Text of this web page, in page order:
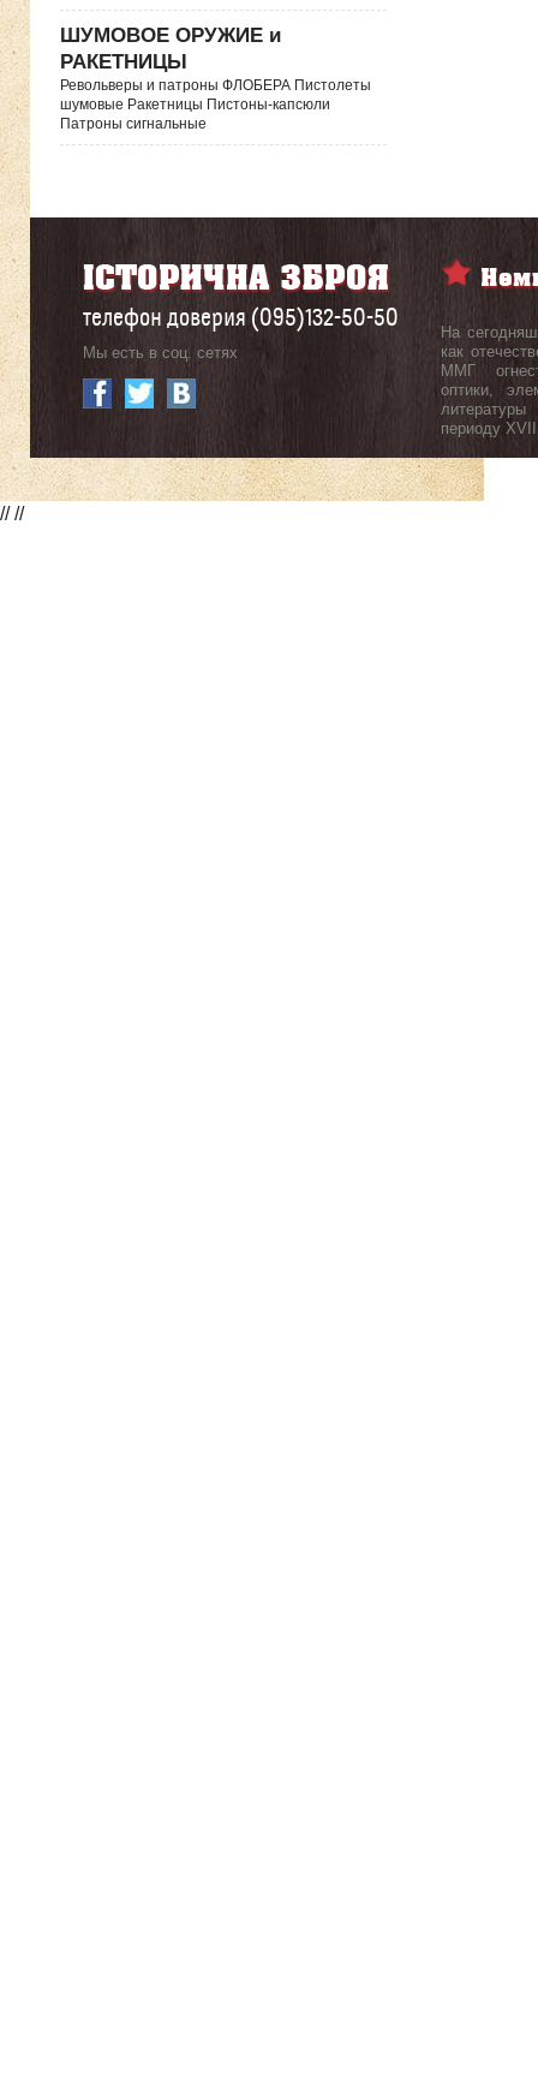
ШУМОВОЕ ОРУЖИЕ и
РАКЕТНИЦЫ
Револьверы и патроны ФЛОБЕРА Пистолеты
шумовые Ракетницы Пистоны-капсюли
Патроны сигнальные
телефон доверия (095)132-50-50
Мы есть в соц. сетях
На
как
ММГ
оптики,
периоду
////